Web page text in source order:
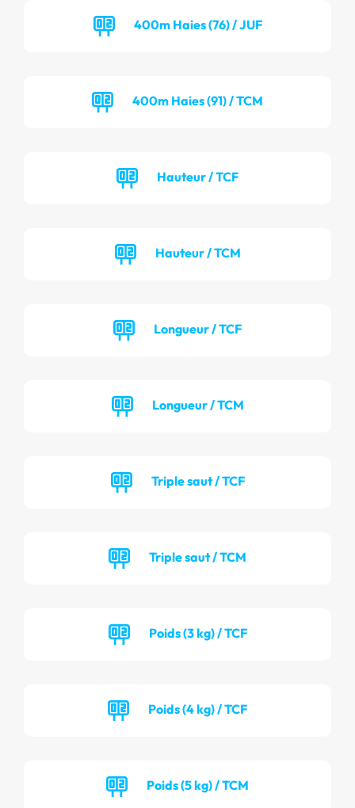
400m Haies (76) / JUF
400m Haies (91) / TCM
Hauteur / TCF
Hauteur / TCM
Longueur / TCF
Longueur / TCM
Triple saut / TCF
Triple saut / TCM
Poids (3 kg) / TCF
Poids (4 kg) / TCF
Poids (5 kg) / TCM